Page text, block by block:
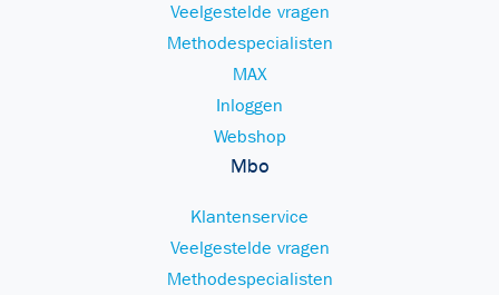
Veelgestelde vragen
Methodespecialisten
MAX
Inloggen
Webshop
Mbo
Klantenservice
Veelgestelde vragen
Methodespecialisten